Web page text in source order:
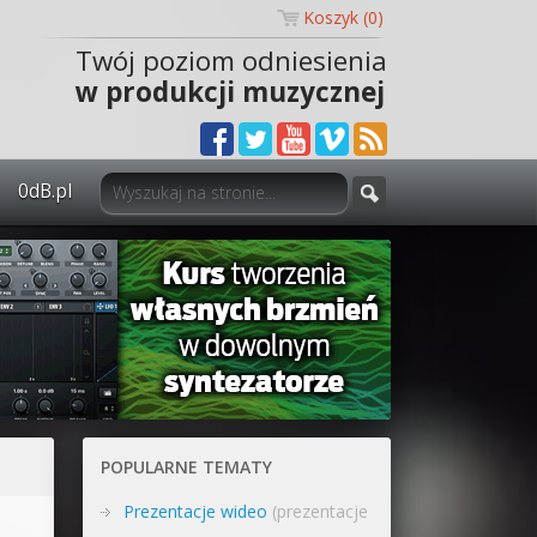
Koszyk (0)
Twój poziom odniesienia
w produkcji muzycznej
0dB.pl
0dB.pl - informacje
Newsletter
Materiały dla mediów
Archiwum aktualności
POPULARNE TEMATY
Prezentacje wideo (prezentacje